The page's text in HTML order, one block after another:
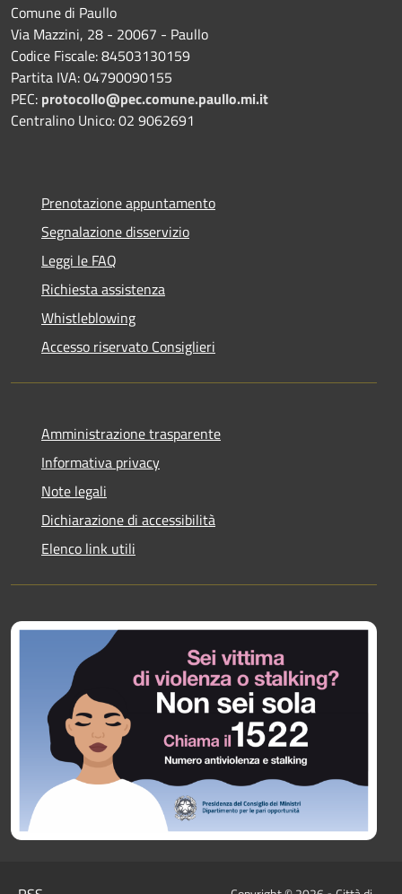
Comune di Paullo
Via Mazzini, 28 - 20067 - Paullo
Codice Fiscale: 84503130159
Partita IVA: 04790090155
PEC: protocollo@pec.comune.paullo.mi.it
Centralino Unico: 02 9062691
Prenotazione appuntamento
Segnalazione disservizio
Leggi le FAQ
Richiesta assistenza
Whistleblowing
Accesso riservato Consiglieri
Amministrazione trasparente
Informativa privacy
Note legali
Dichiarazione di accessibilità
Elenco link utili